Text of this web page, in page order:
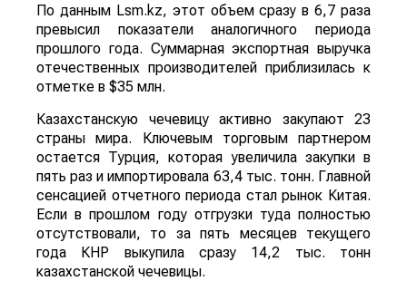
По данным Lsm.kz, этот объем сразу в 6,7 раза
превысил показатели аналогичного периода
прошлого года. Суммарная экспортная выручка
отечественных производителей приблизилась к
отметке в $35 млн.
Казахстанскую чечевицу активно закупают 23
страны мира. Ключевым торговым партнером
остается Турция, которая увеличила закупки в
пять раз и импортировала 63,4 тыс. тонн. Главной
сенсацией отчетного периода стал рынок Китая.
Если в прошлом году отгрузки туда полностью
отсутствовали, то за пять месяцев текущего
года КНР выкупила сразу 14,2 тыс. тонн
казахстанской чечевицы.